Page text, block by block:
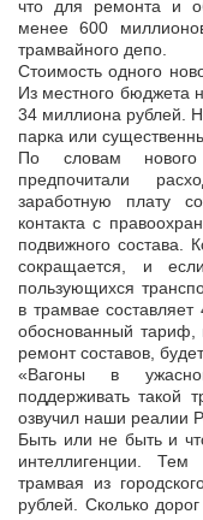
что для ремонта и
менее 600
трамвайного депо.
Стоимость одного
Из местного бюджета
34 миллиона рублей.
парка или
По словам нового
предпочитали
заработную плату
контакта с
подвижного состава.
сокращается, и
пользующихся
в трамвае
обоснованный тариф,
ремонт составов,
«Вагоны в
поддерживать такой
озвучил наши реалии
Быть или не быть и
интеллигенции.
трамвая из
рублей. Сколько